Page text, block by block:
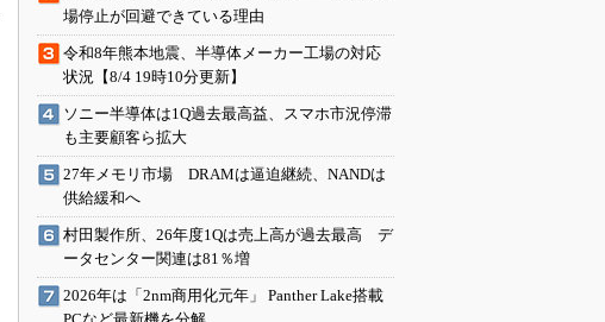
場停止が回避できている理由
令和8年熊本地震、半導体メーカー工場の対応
状況【8/4 19時10分更新】
ソニー半導体は1Q過去最高益、スマホ市況停滞
も主要顧客ら拡大
27年メモリ市場 DRAMは逼迫継続、NANDは
供給緩和へ
村田製作所、26年度1Qは売上高が過去最高 デ
ータセンター関連は81％増
2026年は「2nm商用化元年」 Panther Lake搭載